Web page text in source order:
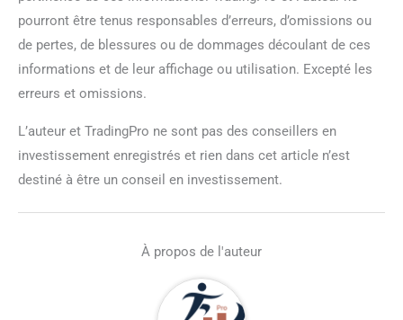
pourront être tenus responsables d’erreurs, d’omissions ou
de pertes, de blessures ou de dommages découlant de ces
informations et de leur affichage ou utilisation. Excepté les
erreurs et omissions.
L’auteur et TradingPro ne sont pas des conseillers en
investissement enregistrés et rien dans cet article n’est
destiné à être un conseil en investissement.
À propos de l'auteur